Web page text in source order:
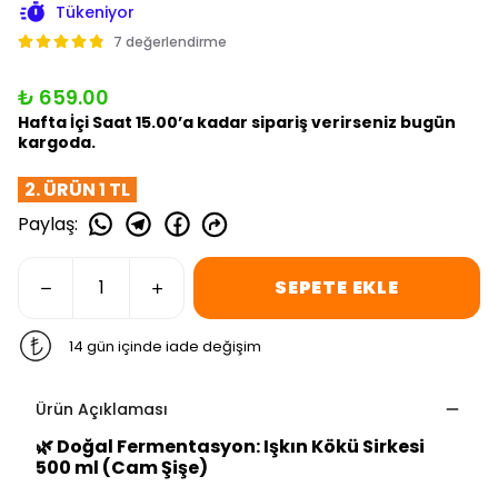
Tükeniyor
7 değerlendirme
₺ 659.00
Hafta İçi Saat 15.00’a kadar sipariş verirseniz bugün
kargoda.
2. ÜRÜN 1 TL
Paylaş:
SEPETE EKLE
14 gün içinde iade değişim
Ürün Açıklaması
🌿Doğal Fermentasyon: Işkın Kökü Sirkesi
500 ml (Cam Şişe)